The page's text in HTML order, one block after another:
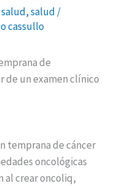
salud,salud /
cassullo
de
de un examen clínico
temprana de cáncer
oncológicas
al crear oncoliq,